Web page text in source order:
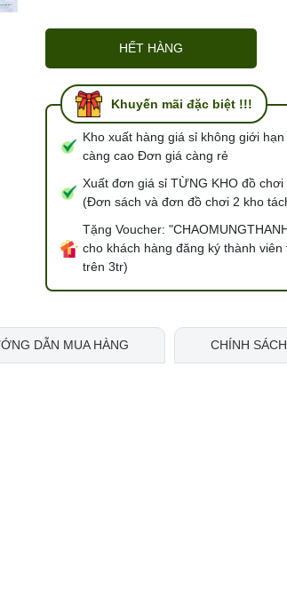
HẾT HÀNG
Khuyến mãi đặc biệt !!!
Kho xuất hàng giá sỉ không giới
càng cao Đơn giá càng rẻ
Xuất đơn giá sỉ TỪNG KHO đồ
(Đơn sách và đơn đồ chơi 2 kho
Tặng Voucher:
cho khách hàng đăng ký thành
trên 3tr)
DẪN MUA HÀNG CHÍNH